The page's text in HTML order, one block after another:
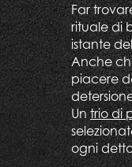
Far
rituale di
istante
Anche
piacere
Untrio di
ogni